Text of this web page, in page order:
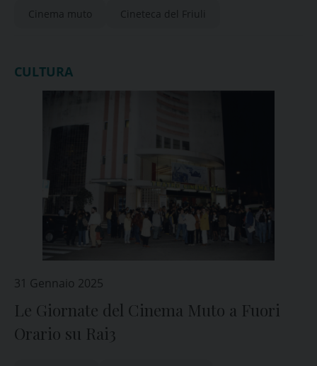
Cinema muto Cineteca del Friuli
CULTURA
31 Gennaio 2025
Le Giornate del Cinema Muto a Fuori
Orario su Rai3